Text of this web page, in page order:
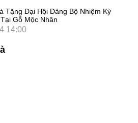
Tặng Đại Hội Đảng Bộ Nhiệm Kỳ
Gỗ Mộc Nhân
14:00